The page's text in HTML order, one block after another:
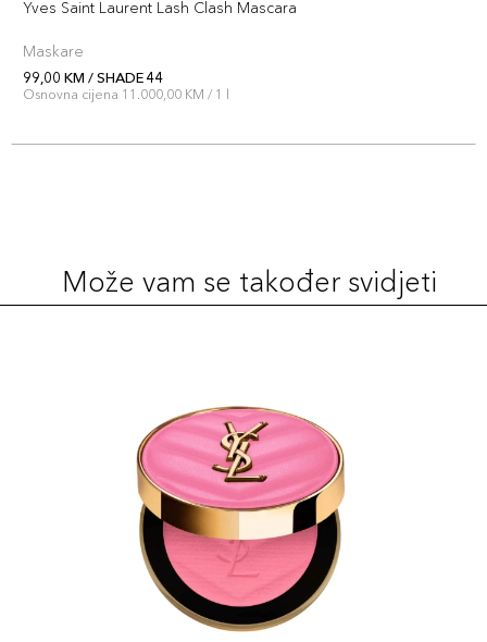
Yves Saint Laurent Lash Clash Mascara
Maskare
99,00 KM / SHADE 44
Osnovna cijena 11.000,00 KM / 1 l
Može vam se također svidjeti